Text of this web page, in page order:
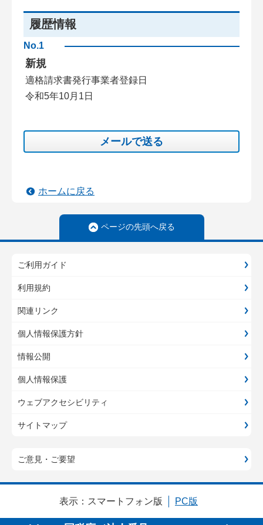
履歴情報
No.1
新規
適格請求書発行事業者登録日
令和5年10月1日
メールで送る
ホームに戻る
ページの先頭へ戻る
ご利用ガイド
利用規約
関連リンク
個人情報保護方針
情報公開
個人情報保護
ウェブアクセシビリティ
サイトマップ
ご意見・ご要望
表示： スマートフォン版 PC版